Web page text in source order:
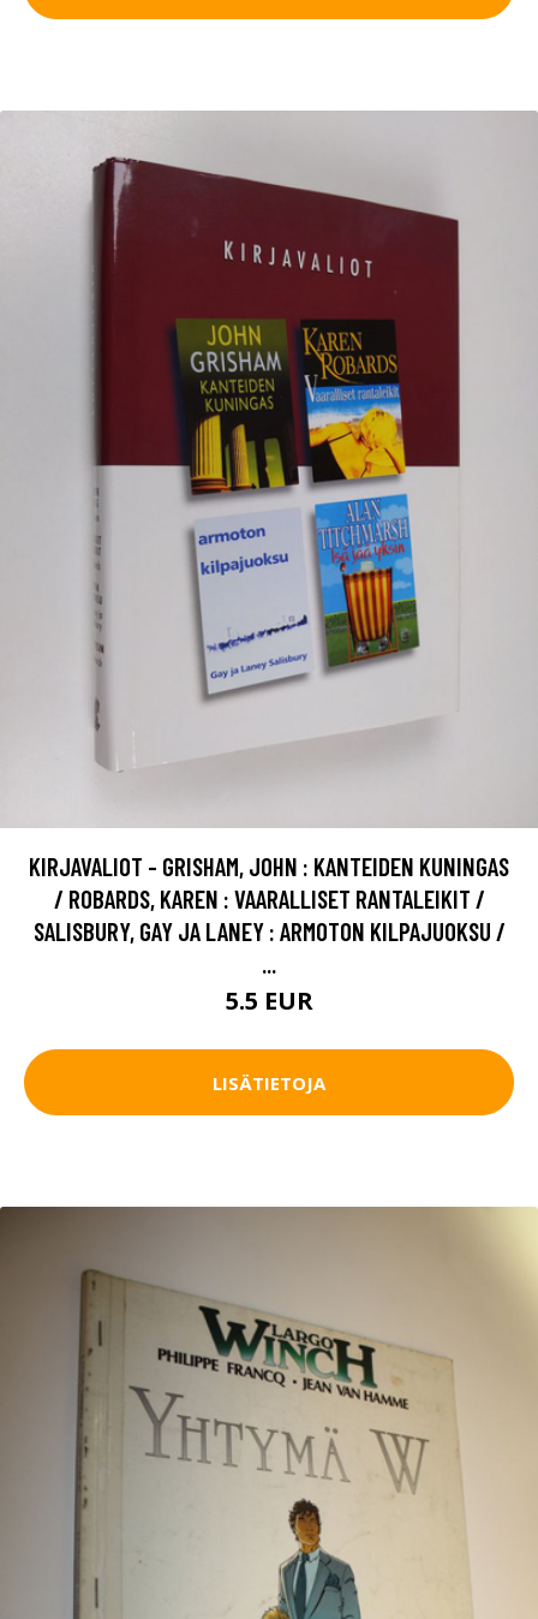
KIRJAVALIOT - GRISHAM, JOHN : KANTEIDEN KUNINGAS
/ ROBARDS, KAREN : VAARALLISET RANTALEIKIT /
SALISBURY, GAY JA LANEY : ARMOTON KILPAJUOKSU /
...
5.5 EUR
LISÄTIETOJA